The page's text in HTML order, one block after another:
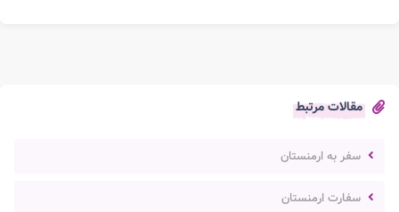
مقالات مرتبط
سفر به ارمنستان
سفارت ارمنستان